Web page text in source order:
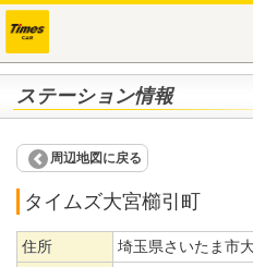
ステーション情報
周辺地図に戻る
タイムズ大宮櫛引町
住所 埼玉県さいたま市